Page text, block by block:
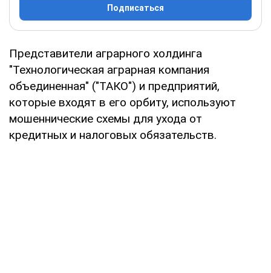
Подписаться
Представители аграрного холдинга
"Технологическая аграрная компания
объединенная" ("ТАКО") и предприятий,
которые входят в его орбиту, используют
мошеннические схемы для ухода от
кредитных и налоговых обязательств.